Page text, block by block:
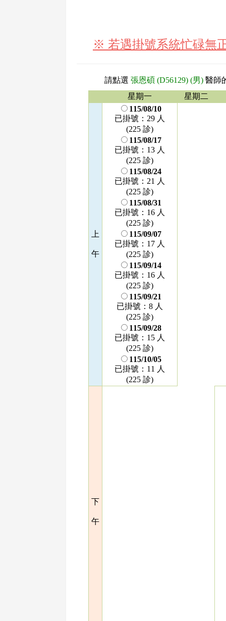
※ 若遇掛號系統忙碌無
請點選 張恩碩 (D56129) (男) 醫師